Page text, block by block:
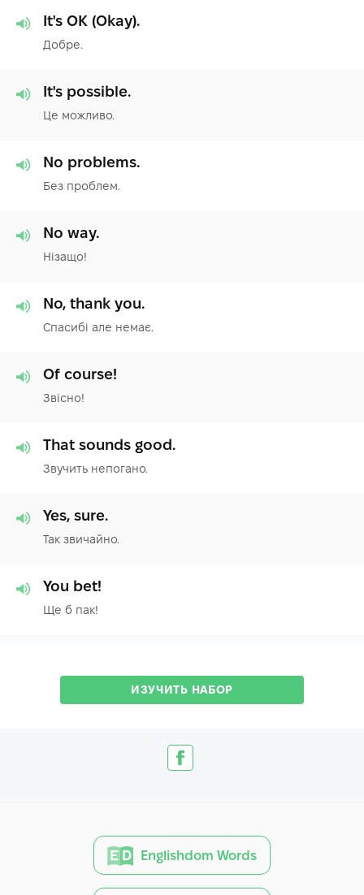
It's OK (Okay).
Добре.
It's possible.
Це можливо.
No problems.
Без проблем.
No way.
Нізащо!
No, thank you.
Спасибі але немає.
Of course!
Звісно!
That sounds good.
Звучить непогано.
Yes, sure.
Так звичайно.
You bet!
Ще б пак!
ИЗУЧИТЬ НАБОР
Englishdom Words